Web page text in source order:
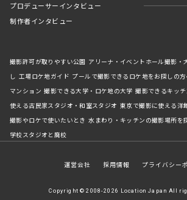
プロデューサーインタビュー
制作者インタビュー
撮影許可が取りやすい公園 アリーナ・イベントホール撮影・
し 工場ロケ地ガイド プールで撮影できるロケ地をお探しの方
マンション 撮影できる大学・ロケ地の大学 撮影できるキッ
使える古民家スタジオ・和室スタジオ 東京で撮影に使える洋
撮影やロケで使いたいとき 水まわり・キッチンの撮影場所を
学校スタジオと廃校
運営会社 採用情報 プライバシー
Copyright © 2008-2026 Location Japan All